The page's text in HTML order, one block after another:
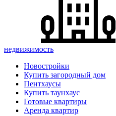
недвижимость
Новостройки
Купить загородный дом
Пентхаусы
Купить таунхаус
Готовые квартиры
Аренда квартир